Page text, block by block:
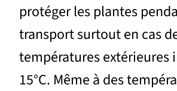
protéger les plantes
transport surtout en cas
températures extérieures
15°C. Même à des